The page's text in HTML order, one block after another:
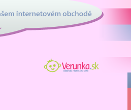
obchodě
Verunka.sk - obchod
nielen pre deti